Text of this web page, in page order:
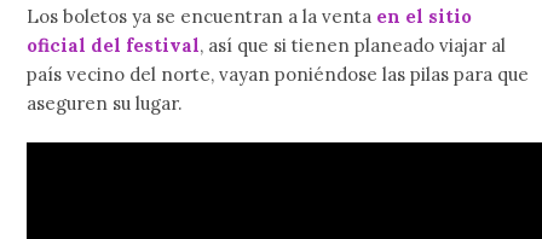
Los boletos ya se encuentran a la venta en el sitio
oficial del festival, así que si tienen planeado viajar al
país vecino del norte, vayan poniéndose las pilas para que
aseguren su lugar.